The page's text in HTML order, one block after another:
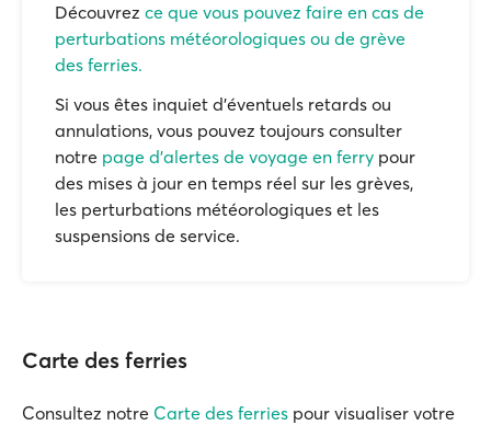
Découvrez ce que vous pouvez faire en cas de
perturbations météorologiques ou de grève
des ferries.
Si vous êtes inquiet d'éventuels retards ou
annulations, vous pouvez toujours consulter
notre page d'alertes de voyage en ferry pour
des mises à jour en temps réel sur les grèves,
les perturbations météorologiques et les
suspensions de service.
Carte des ferries
Consultez notre Carte des ferries pour visualiser votre